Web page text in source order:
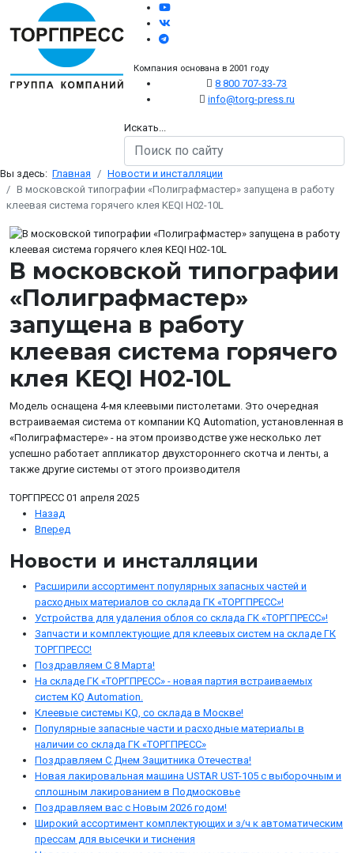
Компания основана в 2001 году
8 800 707-33-73
info@torg-press.ru
Искать...
Вы здесь: Главная
Новости и инсталляции
В московской типографии «Полиграфмастер» запущена в работу
клеевая система горячего клея KEQI H02-10L
В московской типографии
«Полиграфмастер»
запущена в работу
клеевая система горячего
клея KEQI H02-10L
Модель оснащена 4-мя клеевыми пистолетами. Это очередная
встраиваемая система от компании KQ Automation, установленная в
«Полиграфмастере» - на этом производстве уже несколько лет
успешно работает аппликатор двухстороннего скотча и ленты, а
также другие системы от этого производителя
ТОРГПРЕСС 01 апреля 2025
Назад
Вперед
Новости и инсталляции
Расширили ассортимент популярных запасных частей и
расходных материалов со склада ГК «ТОРГПРЕСС»!
Устройства для удаления облоя со склада ГК «ТОРГПРЕСС»!
Запчасти и комплектующие для клеевых систем на складе ГК
ТОРГПРЕСС!
Поздравляем С 8 Марта!
На складе ГК «ТОРГПРЕСС» - новая партия встраиваемых
систем KQ Automation.
Клеевые системы KQ, со склада в Москве!
Популярные запасные части и расходные материалы в
наличии со склада ГК «ТОРГПРЕСС»
Поздравляем С Днем Защитника Отечества!
Новая лакировальная машина USTAR UST-105 с выборочным и
сплошным лакированием в Подмосковье
Поздравляем вас с Новым 2026 годом!
Широкий ассортимент комплектующих и з/ч к автоматическим
прессам для высечки и тиснения